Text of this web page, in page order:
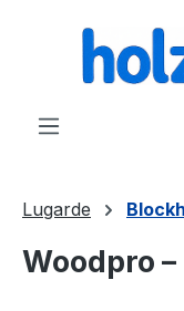
springen
Lugarde
Woodpro